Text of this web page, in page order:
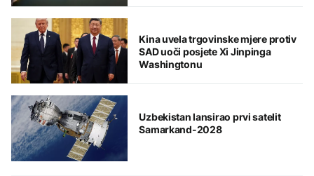
Kina uvela trgovinske mjere protiv
SAD uoči posjete Xi Jinpinga
Washingtonu
Uzbekistan lansirao prvi satelit
Samarkand-2028